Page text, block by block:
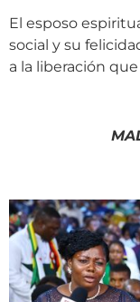
El esposo
social y su
a la liberación